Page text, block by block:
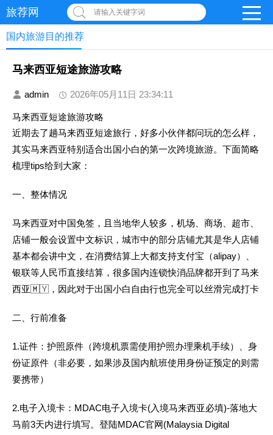
旅荐网 请输入关键字词
国内旅游目的推荐
马来西亚短途旅游攻略
admin 2026年05月11日 23:34:11
马来西亚短途旅游攻略
近期去了趟马来西亚短途旅行，好多小伙伴都问玩的怎么样，
其实马来西亚特别适合出国小白的第一次跨境旅游。下面简略
梳理tips给到大家：
一、整体情况
马来西亚对中国免签，且当地华人较多，机场、商场、超市、
店铺一般会设置中文标识，城市中的部分店铺尤其是华人店铺
基本都会讲中文，在消费结算上大都支持支付宝（alipay）、
银联等人民币直接结算，很多国内连锁快消品牌都开到了马来
西亚🇲🇾，因此对于出国小白自由行也完全可以丝滑完成打卡
二、行前准备
1.证件： 护照原件（跨境机票需使用护照办理乘机手续）、身
份证原件（非必要，如果涉及国内航班使用身份证预定的则需
要携带）
2.电子入境卡： MDAC电子入境卡(入境马来西亚必填)-落地大
马前3天内进行填写。 登陆MDAC官网(Malaysia Digital